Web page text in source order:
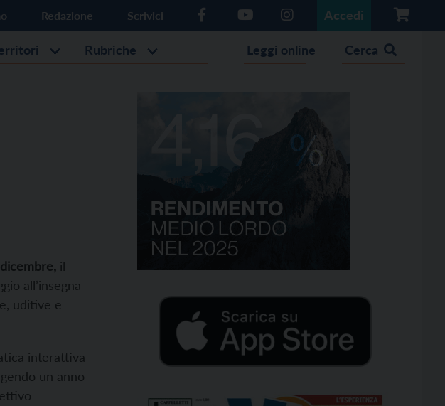
Redazione Scrivici Accedi
Rubriche Leggi online Cerca
il
all’insegna
uditive e
interattiva
un anno